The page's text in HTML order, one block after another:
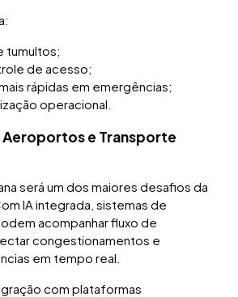
tumultos;
de acesso;
rápidas em emergências;
operacional.
Aeroportos e Transporte
será um dos maiores desafios da
IA integrada, sistemas de
acompanhar fluxo de
congestionamentos e
em tempo real.
com plataformas